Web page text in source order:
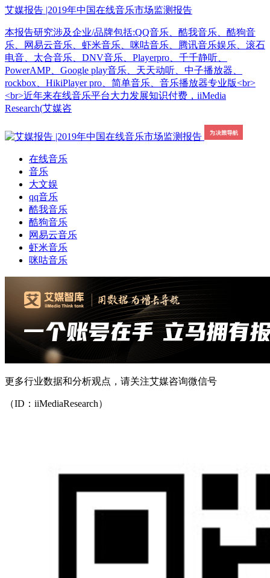
艾媒报告 |2019年中国在线音乐市场监测报告
本报告研究涉及企业/品牌包括:QQ音乐、酷我音乐、酷狗音
乐、网易云音乐、虾米音乐、咪咕音乐、腾讯音乐娱乐、滚石
电音、太合音乐、DNV音乐、Playerpro、千千静听、
PowerAMP、Google play音乐、天天动听、中子播放器、
rockbox、HikiPlayer pro、简单音乐、音乐播放器专业版<br>
<br>近年来在线音乐平台大力发展知识付费，iiMedia
Research(艾媒咨
在线音乐
音乐
大文娱
qq音乐
酷我音乐
酷狗音乐
网易云音乐
虾米音乐
咪咕音乐
更多行业数据和分析观点，请关注艾媒咨询微信号
（ID：iiMediaResearch）